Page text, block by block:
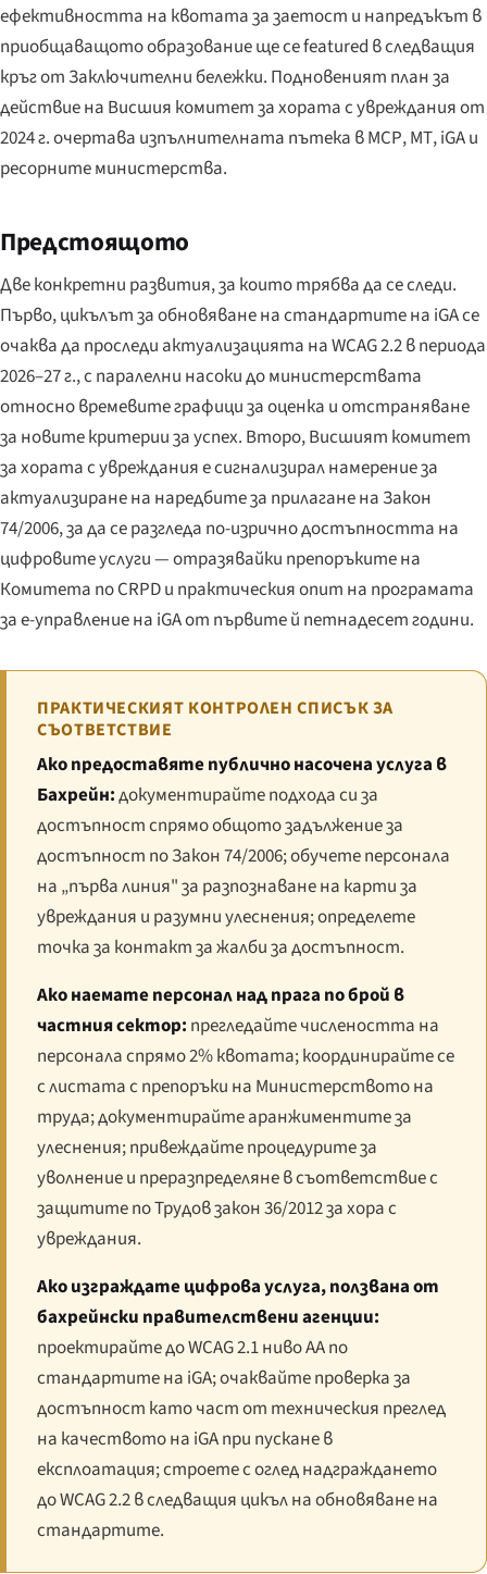
ефективността на квотата за заетост и напредъкът в
приобщаващото образование ще се featured в следващия
кръг от Заключителни бележки. Подновеният план за
действие на Висшия комитет за хората с увреждания от
2024 г. очертава изпълнителната пътека в МСР, МТ, iGA и
ресорните министерства.
Предстоящото
Две конкретни развития, за които трябва да се следи.
Първо, цикълът за обновяване на стандартите на iGA се
очаква да проследи актуализацията на WCAG 2.2 в периода
2026–27 г., с паралелни насоки до министерствата
относно времевите графици за оценка и отстраняване
за новите критерии за успех. Второ, Висшият комитет
за хората с увреждания е сигнализирал намерение за
актуализиране на наредбите за прилагане на Закон
74/2006, за да се разгледа по-изрично достъпността на
цифровите услуги — отразявайки препоръките на
Комитета по CRPD и практическия опит на програмата
за е-управление на iGA от първите й петнадесет години.
ПРАКТИЧЕСКИЯТ КОНТРОЛЕН СПИСЪК ЗА
СЪОТВЕТСТВИЕ
Ако предоставяте публично насочена услуга в
Бахрейн:документирайте подхода си за
достъпност спрямо общото задължение за
достъпност по Закон 74/2006; обучете персонала
на „първа линия" за разпознаване на карти за
увреждания и разумни улеснения; определете
точка за контакт за жалби за достъпност.
Ако наемате персонал над прага по брой в
частния сектор: прегледайте числеността на
персонала спрямо 2% квотата; координирайте се
с листата с препоръки на Министерството на
труда; документирайте аранжиментите за
улеснения; привеждайте процедурите за
уволнение и преразпределяне в съответствие с
защитите по Трудов закон 36/2012 за хора с
увреждания.
Ако изграждате цифрова услуга, ползвана от
бахрейнски правителствени агенции:
проектирайте до WCAG 2.1 ниво AA по
стандартите на iGA; очаквайте проверка за
достъпност като част от техническия преглед
на качеството на iGA при пускане в
експлоатация; строете с оглед надграждането
до WCAG 2.2 в следващия цикъл на обновяване на
стандартите.